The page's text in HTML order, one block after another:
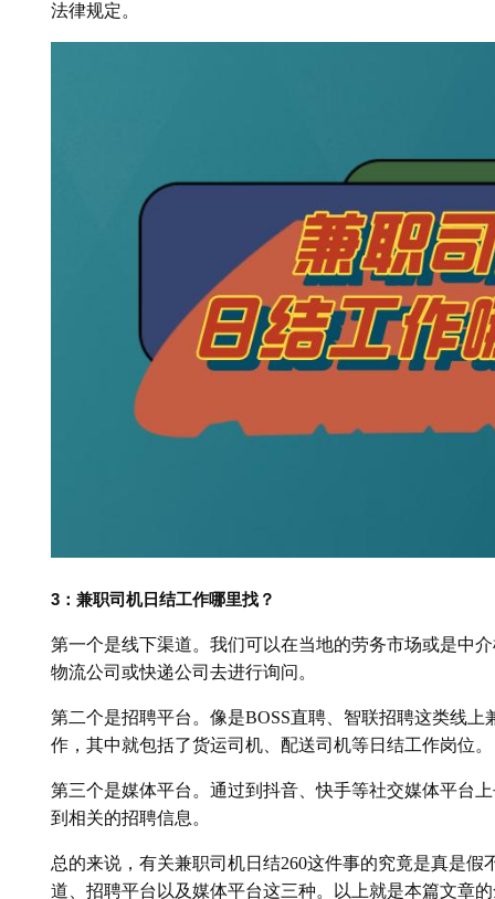
法律规定。
3：兼职司机日结工作哪里找？
第一个是线下渠道。我们可以在当地的劳务市场或是中
物流公司或快递公司去进行询问。
第二个是招聘平台。像是BOSS直聘、智联招聘这类线
作，其中就包括了货运司机、配送司机等日结工作岗位。
第三个是媒体平台。通过到抖音、快手等社交媒体平台
到相关的招聘信息。
总的来说，有关兼职司机日结260这件事的究竟是真是
道、招聘平台以及媒体平台这三种。以上就是本篇文章